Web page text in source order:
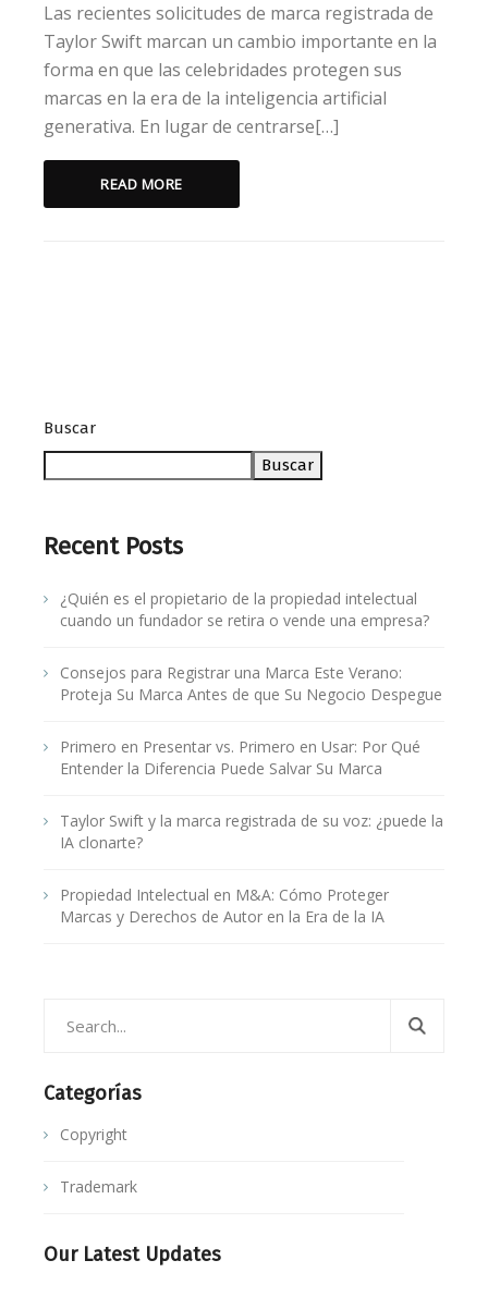
Las recientes solicitudes de marca registrada de
Taylor Swift marcan un cambio importante en la
forma en que las celebridades protegen sus
marcas en la era de la inteligencia artificial
generativa. En lugar de centrarse[…]
READ MORE
Buscar
Buscar
Recent Posts
¿Quién es el propietario de la propiedad intelectual
cuando un fundador se retira o vende una empresa?
Consejos para Registrar una Marca Este Verano:
Proteja Su Marca Antes de que Su Negocio Despegue
Primero en Presentar vs. Primero en Usar: Por Qué
Entender la Diferencia Puede Salvar Su Marca
Taylor Swift y la marca registrada de su voz: ¿puede la
IA clonarte?
Propiedad Intelectual en M&A: Cómo Proteger
Marcas y Derechos de Autor en la Era de la IA
Categorías
Copyright
Trademark
Our Latest Updates